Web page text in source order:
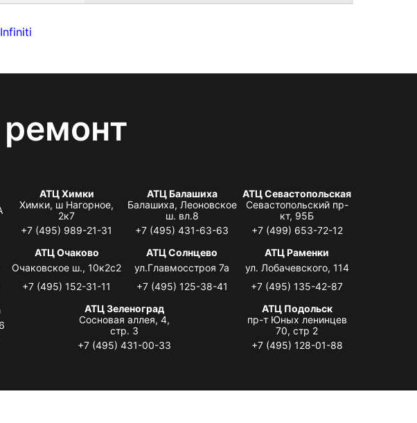
АТЦ Химки
Химки, ш Нагорное,
2к7
+7 (495) 989-21-31
АТЦ Балашиха
Балашиха, Леоновское
ш. вл.8
+7 (495) 431-63-63
АТЦ Севастопольская
Севастопольский пр-
кт, 95Б
+7 (499) 653-72-12
АТЦ Очаково
Очаковское ш., 10к2с2
+7 (495) 152-31-11
АТЦ Солнцево
ул.Главмосстроя 7а
+7 (495) 125-38-41
АТЦ Раменки
ул. Лобачевского, 114
+7 (495) 135-42-87
АТЦ Зеленоград
Сосновая аллея, 4,
стр. 3
+7 (495) 431-00-33
АТЦ Подольск
пр-т Юных ленинцев
70, стр 2
+7 (495) 128-01-88